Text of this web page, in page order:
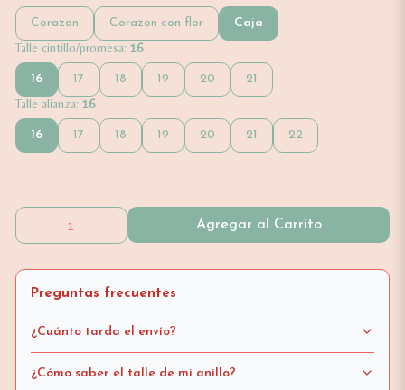
Corazon Corazon con flor Caja
Talle cintillo/promesa: 16
16 17 18 19 20 21
Talle alianza: 16
16 17 18 19 20 21 22
Agregar al Carrito
Preguntas frecuentes
¿Cuánto tarda el envío?
¿Cómo saber el talle de mi anillo?